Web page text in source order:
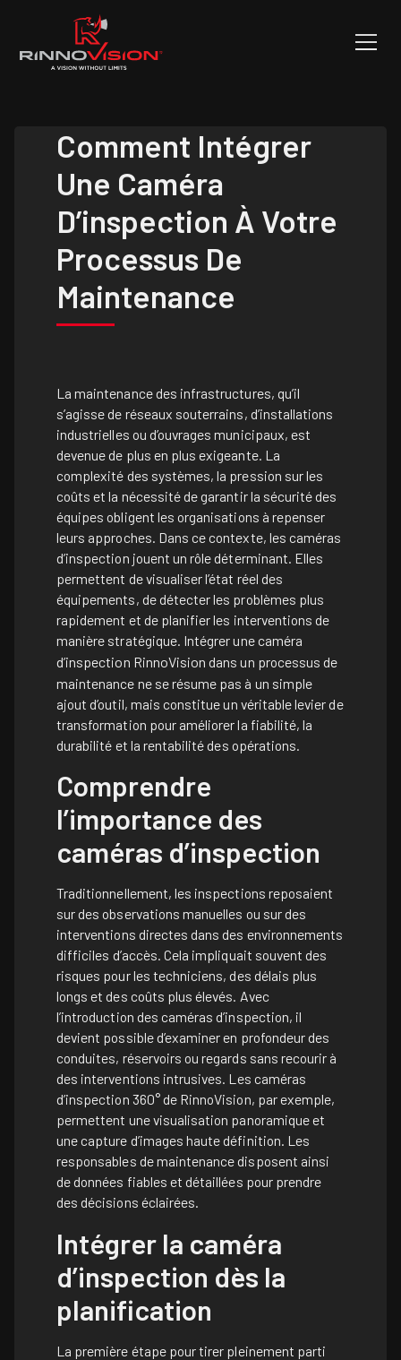
Comment Intégrer
Une Caméra
D’inspection À Votre
Processus De
Maintenance
La maintenance des infrastructures, qu’il
s’agisse de réseaux souterrains, d’installations
industrielles ou d’ouvrages municipaux, est
devenue de plus en plus exigeante. La
complexité des systèmes, la pression sur les
coûts et la nécessité de garantir la sécurité des
équipes obligent les organisations à repenser
leurs approches. Dans ce contexte, les caméras
d’inspection jouent un rôle déterminant. Elles
permettent de visualiser l’état réel des
équipements, de détecter les problèmes plus
rapidement et de planifier les interventions de
manière stratégique. Intégrer unecaméra
d’inspection RinnoVision dans un processus de
maintenance ne se résume pas à un simple
ajout d’outil, mais constitue un véritable levier de
transformation pour améliorer la fiabilité, la
durabilité et la rentabilité des opérations.
Comprendre
l’importance des
caméras d’inspection
Traditionnellement, les inspections reposaient
sur des observations manuelles ou sur des
interventions directes dans des environnements
difficiles d’accès. Cela impliquait souvent des
risques pour les techniciens, des délais plus
longs et des coûts plus élevés. Avec
l’introduction des caméras d’inspection, il
devient possible d’examiner en profondeur des
conduites, réservoirs ou regards sans recourir à
des interventions intrusives. Les caméras
d’inspection 360° de RinnoVision, par exemple,
permettent une visualisation panoramique et
une capture d’images haute définition. Les
responsables de maintenance disposent ainsi
de données fiables et détaillées pour prendre
des décisions éclairées.
Intégrer la caméra
d’inspection dès la
planification
La première étape pour tirer pleinement parti